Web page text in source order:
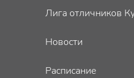
Лига отличников
Новости
Расписание